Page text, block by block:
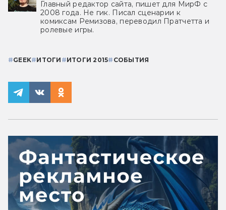
Главный редактор сайта, пишет для МирФ с
2008 года. Не гик. Писал сценарии к
комиксам Ремизова, переводил Пратчетта и
ролевые игры.
#GEEK#ИТОГИ #ИТОГИ 2015# СОБЫТИЯ